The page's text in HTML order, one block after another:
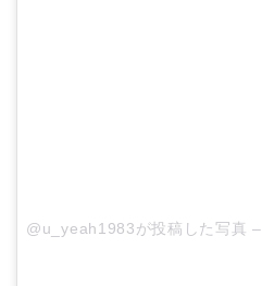
@u_yeah1983が投稿した写真 –